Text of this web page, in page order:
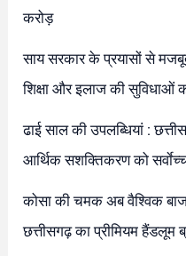
करोड़
साय सरकार के प्रयासों से
शिक्षा और इलाज की सुविधाओं
ढाई साल की उपलब्धियां :
आर्थिक सशक्तिकरण को
कोसा की चमक अब वैश्विक
छत्तीसगढ़ का प्रीमियम हैंडलूम